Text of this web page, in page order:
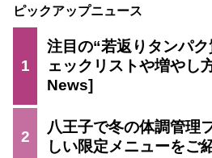
ピックアップニュース
1
注目の“若返りタンパ
ェックリストや増やし
2
八王子で冬の体調管理
しい限定メニューをご